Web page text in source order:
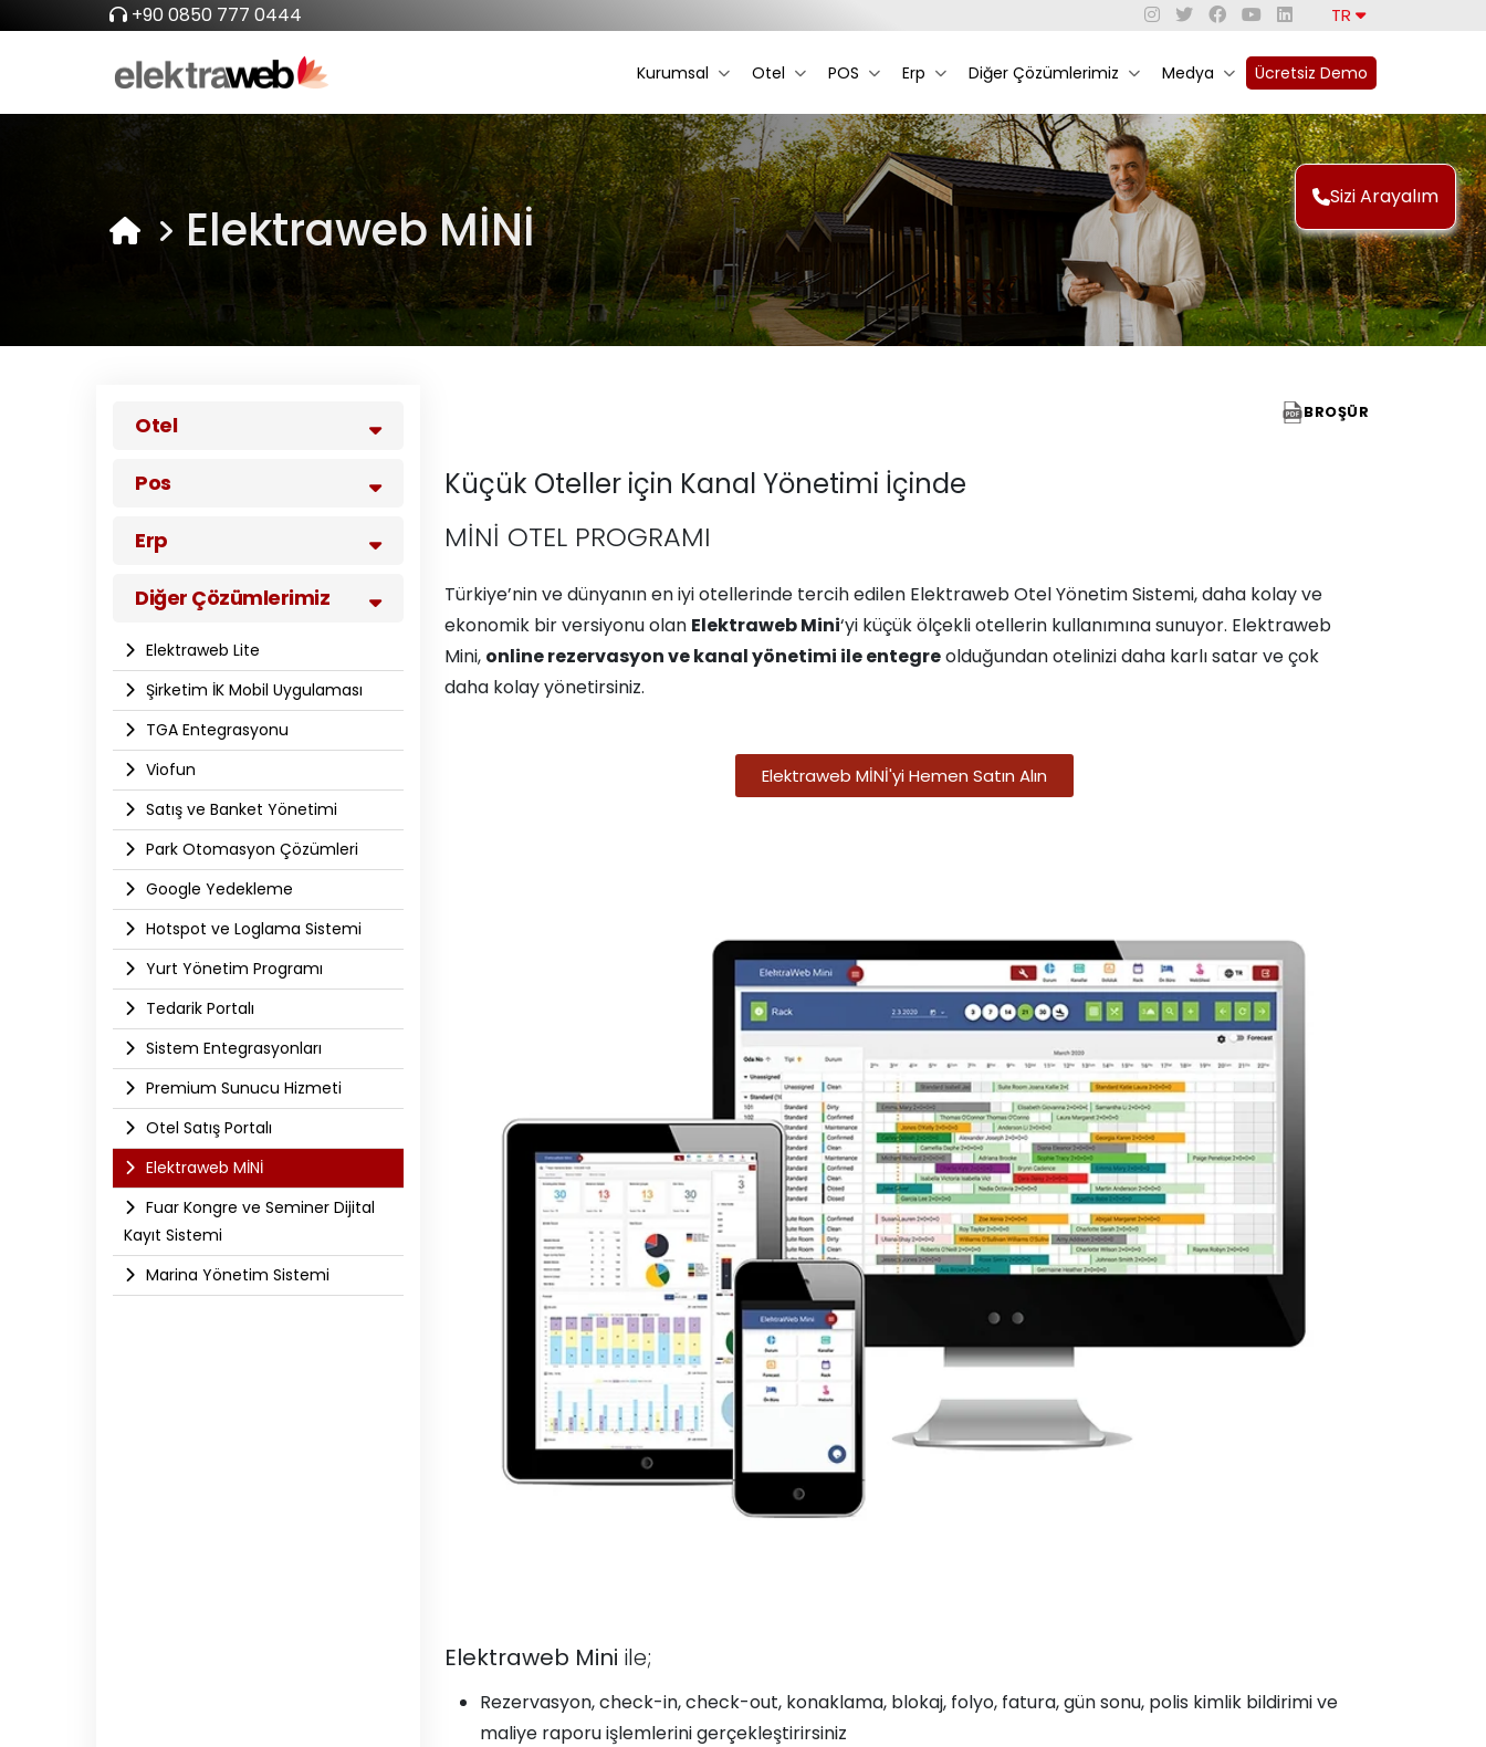
+90 0850 777 0444 TR
Kurumsal Otel POS Erp Diğer Çözümlerimiz Medya Ücretsiz Demo
Sizi Arayalım
Elektraweb MİNİ
Otel
Pos
Erp
Diğer Çözümlerimiz
Elektraweb Lite
Şirketim İK Mobil Uygulaması
TGA Entegrasyonu
Viofun
Satış ve Banket Yönetimi
Park Otomasyon Çözümleri
Google Yedekleme
Hotspot ve Loglama Sistemi
Yurt Yönetim Programı
Tedarik Portalı
Sistem Entegrasyonları
Premium Sunucu Hizmeti
Otel Satış Portalı
Elektraweb MİNİ
Fuar Kongre ve Seminer Dijital
Kayıt Sistemi
Marina Yönetim Sistemi
BROŞÜR
Küçük Oteller için Kanal Yönetimi İçinde
MİNİ OTEL PROGRAMI
Türkiye’nin ve dünyanın en iyi otellerinde tercih edilen Elektraweb Otel Yönetim Sistemi, daha kolay ve
ekonomik bir versiyonu olan Elektraweb Mini‘yi küçük ölçekli otellerin kullanımına sunuyor. Elektraweb
Mini, online rezervasyon ve kanal yönetimi ile entegreolduğundan otelinizi daha karlı satar ve çok
daha kolay yönetirsiniz.
Elektraweb MİNİ'yi Hemen Satın Alın
Elektraweb Mini ile;
Rezervasyon, check-in, check-out, konaklama, blokaj, folyo, fatura, gün sonu, polis kimlik bildirimi ve
maliye raporu işlemlerini gerçekleştirirsiniz